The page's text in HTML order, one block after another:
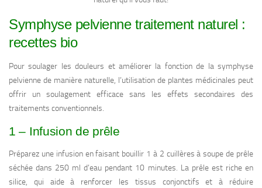
Symphyse pelvienne traitement naturel :
recettes bio
Pour soulager les douleurs et améliorer la fonction de la symphyse
pelvienne de manière naturelle, l’utilisation de plantes médicinales peut
offrir un soulagement efficace sans les effets secondaires des
traitements conventionnels.
1 – Infusion de prêle
Préparez une infusion en faisant bouillir 1 à 2 cuillères à soupe de prêle
séchée dans 250 ml d’eau pendant 10 minutes. La prêle est riche en
silice, qui aide à renforcer les tissus conjonctifs et à réduire